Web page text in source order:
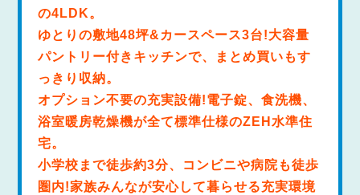
の4LDK。
ゆとりの敷地48坪&カースペース3台!大容量
パントリー付きキッチンで、まとめ買いもす
っきり収納。
オプション不要の充実設備!電子錠、食洗機、
浴室暖房乾燥機が全て標準仕様のZEH水準住
宅。
小学校まで徒歩約3分、コンビニや病院も徒歩
圏内!家族みんなが安心して暮らせる充実環境